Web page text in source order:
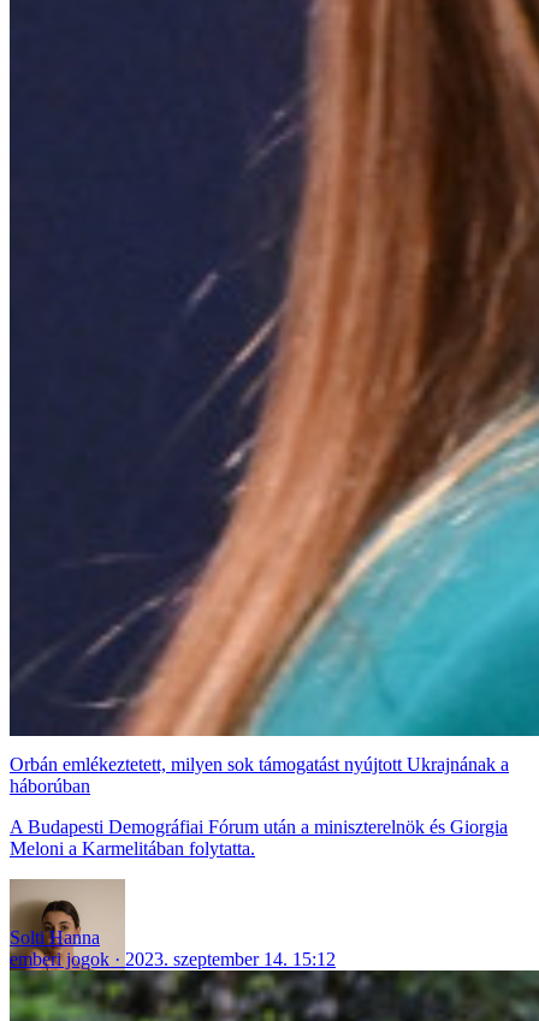
Orbán emlékeztetett, milyen sok támogatást nyújtott Ukrajnának a
háborúban
A Budapesti Demográfiai Fórum után a miniszterelnök és Giorgia
Meloni a Karmelitában folytatta.
Solti Hanna
emberi jogok
2023. szeptember 14. 15:12